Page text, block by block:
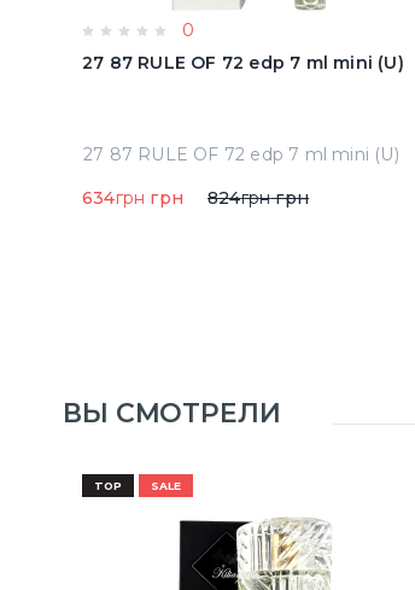
0
27 87 RULE OF 72 edp 7 ml mini (U)
27 87 RULE OF 72 edp 7 ml mini (U)
634грн грн 824грнгрн
ВЫ СМОТРЕЛИ
TOP SALE